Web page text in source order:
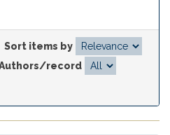
Sort items by
record